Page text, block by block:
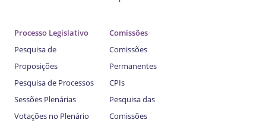
Processo Legislativo
Pesquisa de
Proposições
Pesquisa de Processos
Sessões Plenárias
Votações no Plenário
Comissões
Comissões
Permanentes
CPIs
Pesquisa das
Comissões